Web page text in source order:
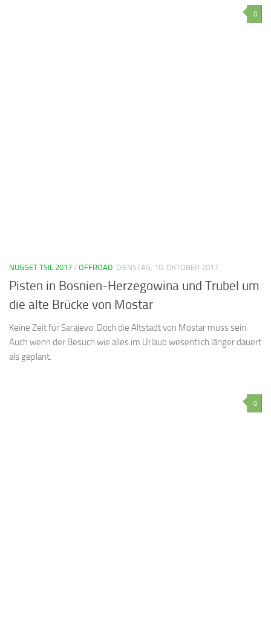
0
NUGGET TSIL 2017 / OFFROAD DIENSTAG, 10. OKTOBER 2017
Pisten in Bosnien-Herzegowina und Trubel um
die alte Brücke von Mostar
Keine Zeit für Sarajevo. Doch die Altstadt von Mostar muss sein.
Auch wenn der Besuch wie alles im Urlaub wesentlich länger dauert
als geplant.
0